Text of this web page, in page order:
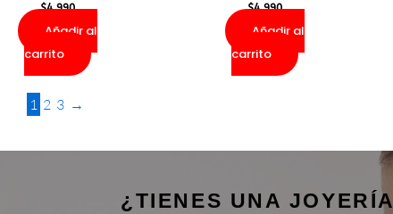
$4.990
Añadir al
carrito
$4.990
Añadir al
carrito
1 2 3 →
¿TIENES UNA JOYERÍA